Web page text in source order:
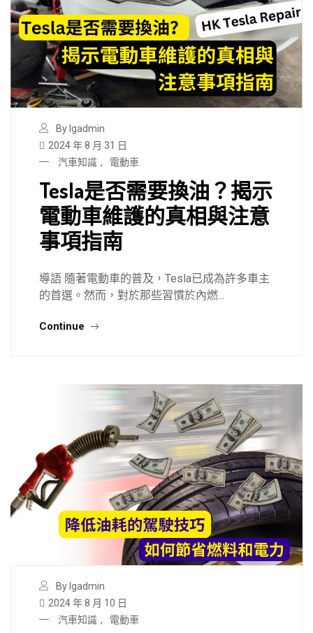
By lgadmin
2024 年 8 月 31 日
汽車知識 , 電動車
Tesla是否需要換油？揭示
電動車維護的真相與注意
事項指南
導語 隨著電動車的普及，Tesla已成為許多車主
的首選。然而，對於那些習慣於內燃...
Continue
By lgadmin
2024 年 8 月 10 日
汽車知識 , 電動車